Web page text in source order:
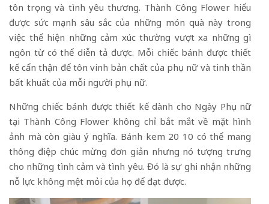
tôn trọng và tình yêu thương. Thành Công Flower hiểu
được sức mạnh sâu sắc của những món quà này trong
việc thể hiện những cảm xúc thường vượt xa những gì
ngôn từ có thể diễn tả được. Mỗi chiếc bánh được thiết
kế cẩn thận để tôn vinh bản chất của phụ nữ và tinh thần
bất khuất của mỗi người phụ nữ.
Những chiếc bánh được thiết kế dành cho Ngày Phụ nữ
tại Thành Công Flower không chỉ bắt mắt về mặt hình
ảnh mà còn giàu ý nghĩa. Bánh kem 20 10 có thể mang
thông điệp chúc mừng đơn giản nhưng nó tượng trưng
cho những tình cảm và tình yêu. Đó là sự ghi nhận những
nỗ lực không mệt mỏi của họ để đạt được.